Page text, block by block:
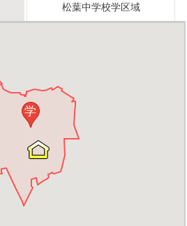
松葉中学校学区域
学